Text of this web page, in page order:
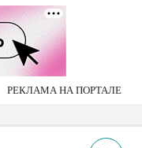
РЕКЛАМА НА ПОРТАЛЕ